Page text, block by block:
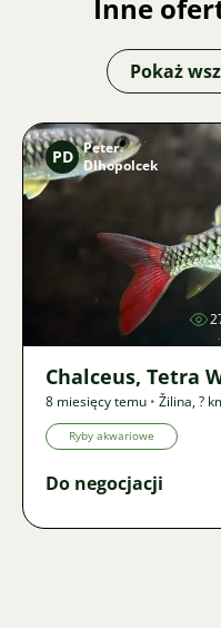
Inne
Pokaż
PD Peter
Dlhopolcek
Chalceus, Tetra
8 miesięcy temu • Žilina,?
Ryby akwariowe
Do negocjacji